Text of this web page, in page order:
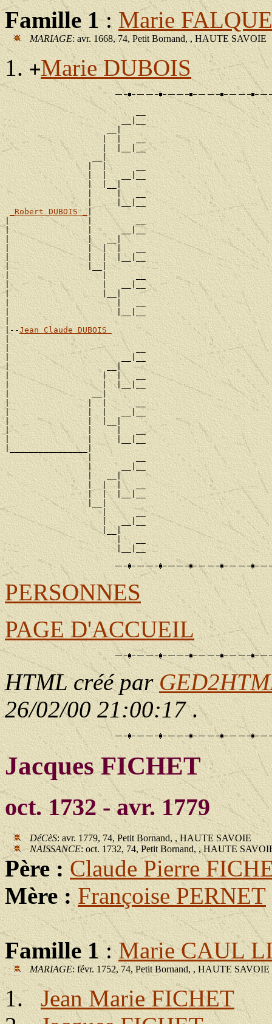
Famille 1:Marie
MARIAGE: avr. 1668, 74, Petit Bornand, , HAUTE SAVOIE
+Marie DUBOIS
                           __
                        __|__
                     __|
                    |  |   __
                    |  |__|__
                  __|
                 |  |      __
                 |  |   __|__
                 |  |__|
                 |     |   __
                 |     |__|__
_Robert DUBOIS _ |
|                |         __
|                |      __|__
|                |   __|
|                |  |  |   __
|                |  |  |__|__
|                |__|
|                   |      __
|                   |   __|__
|                   |__|
|                      |   __
|                      |__|__
|
|--Jean Claude DUBOIS
|                          __
|                       __|__
|                    __|
|                   |  |   __
|                   |  |__|__
|                 __|
|                |  |      __
|                |  |   __|__
|                |  |__|
|                |     |   __
|                |     |__|__
|________________|
                 |         __
                 |      __|__
                 |   __|
                 |  |  |   __
                 |  |  |__|__
                 |__|
                    |      __
                    |   __|__
                    |__|
                       |   __
PERSONNES
PAGE D'ACCUEIL
HTML créé par
26/02/00 21:00:17.
Jacques FICHET
oct. 1732 - avr. 1779
DéCèS: avr. 1779, 74, Petit Bornand, , HAUTE SAVOIE
NAISSANCE: oct. 1732, 74, Petit Bornand, , HAUTE
Père :Claude Pierre
Mère :Françoise PERNET
Famille 1:Marie CAUL
MARIAGE: févr. 1752, 74, Petit Bornand, , HAUTE SAVOIE
Jean Marie FICHET